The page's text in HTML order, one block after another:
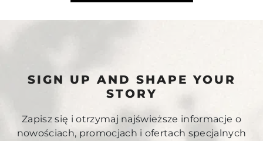
SIGN UP AND SHAPE YOUR
STORY
Zapisz się i otrzymaj najświeższe informacje o
nowościach, promocjach i ofertach specjalnych